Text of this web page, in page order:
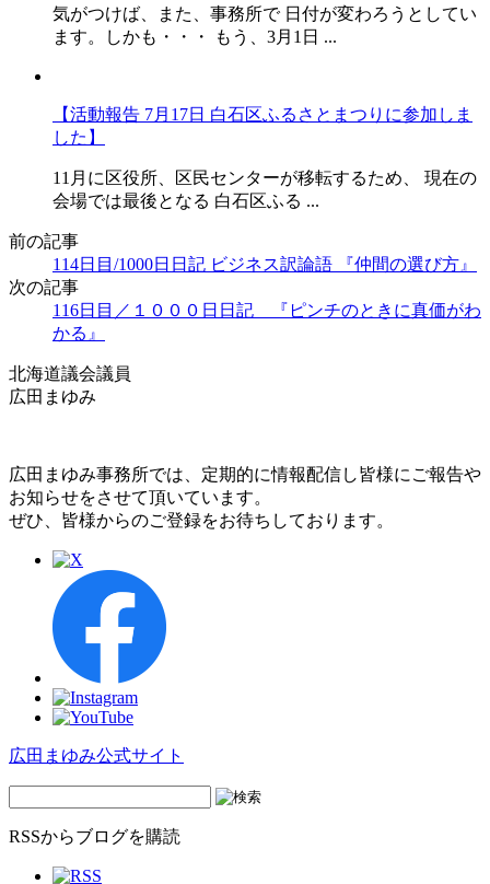
気がつけば、また、事務所で 日付が変わろうとしてい
ます。しかも・・・ もう、3月1日 ...
【活動報告 7月17日 白石区ふるさとまつりに参加しま
した】
11月に区役所、区民センターが移転するため、 現在の
会場では最後となる 白石区ふる ...
前の記事
114日目/1000日日記 ビジネス訳論語 『仲間の選び方』
次の記事
116日目／１０００日日記 『ピンチのときに真価がわ
かる』
北海道議会議員
広田まゆみ
広田まゆみ事務所では、定期的に情報配信し皆様にご報告や
お知らせをさせて頂いています。
ぜひ、皆様からのご登録をお待ちしております。
広田まゆみ公式サイト
RSSからブログを購読